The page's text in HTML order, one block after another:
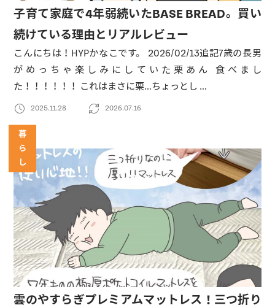
子育て家庭で4年弱続いたBASE BREAD。買い
続けている理由とリアルレビュー
こんにちは！HYPかなこです。 2026/02/13追記7歳の長男
がめっちゃ楽しみにしていた栗あん 食べまし
た！！！！！！ これはまさに栗…ちょっとし …
2025.11.28 2026.07.16
暮
ら
し
雲のやすらぎプレミアムマットレス！三つ折り